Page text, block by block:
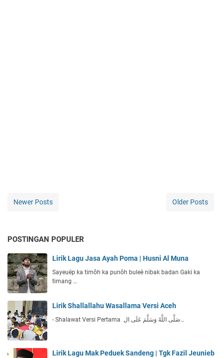
Newer Posts Older Posts
POSTINGAN POPULER
Lirik Lagu Jasa Ayah Poma | Husni Al Muna
Sayeuëp ka timôh ka punôh buleè nibak badan Gaki ka
timang …
Lirik Shallallahu Wasallama Versi Aceh
- Shalawat Versi Pertama صَلَّى اللَّهُ وَسَلَّمَ عَلَى ال…
Lirik Lagu Mak Peduek Sandeng | Tgk Fazil Jeunieb